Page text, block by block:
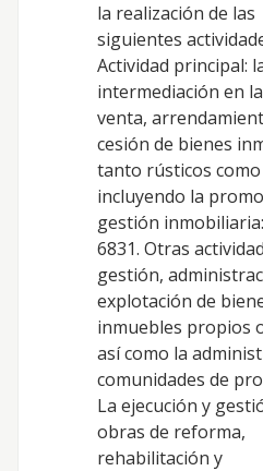
la realización de las
siguientes
Actividad principal:
intermediación en
venta,
cesión de bienes
tanto rústicos
incluyendo la
gestión
6831. Otras
gestión,
explotación de
inmuebles propios
así como la
comunidades de
La ejecución y
obras de reforma,
rehabilitación y